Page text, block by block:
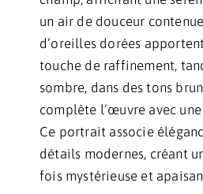
un air de douceur
d’oreilles dorées
touche de raffinement,
sombre, dans des tons
complète l’œuvre avec
Ce portrait associe
détails modernes, créant
fois mystérieuse et